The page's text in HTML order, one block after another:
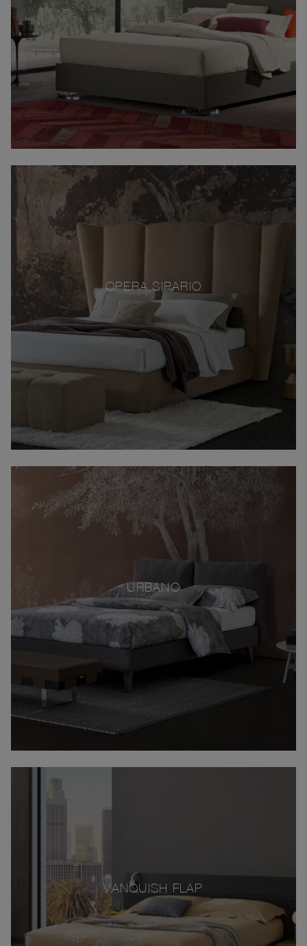
OPERA SIPARIO
URBANO
VANQUISH FLAP